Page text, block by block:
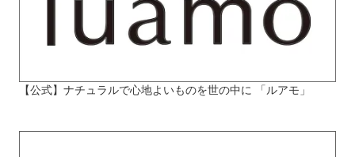
【公式】ナチュラルで心地よいものを世の中に 「ルアモ」